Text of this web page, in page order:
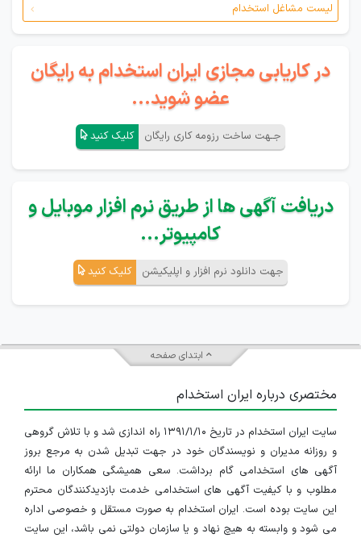
لیست مشاغل استخدام
در کاریابی مجازی ایران استخدام به رایگان
عضو شوید...
جـهت ساخت رزومه کاری رایگان کلیک کنید
دریافت آگهی ها از طریق نرم افزار موبایل و
کامپیوتر...
جهت دانلود نرم افزار و اپلیکیشن کلیک کنید
ابتدای صفحه
مختصری درباره ایران استخدام
سایت ایران استخدام در تاریخ ۱۳۹۱/۱/۱۰ راه اندازی شد و با تلاش گروهی
و روزانه مدیران و نویسندگان خود در جهت تبدیل شدن به مرجع بروز
آگهی های استخدامی گام برداشت. سعی همیشگی همکاران ما ارائه
مطلوب و با کیفیت آگهی های استخدامی خدمت بازدیدکنندگان محترم
این سایت بوده است. ایران استخدام به صورت مستقل و خصوصی اداره
می شود و وابسته به هیچ نهاد و یا سازمان دولتی نمی باشد، این سایت